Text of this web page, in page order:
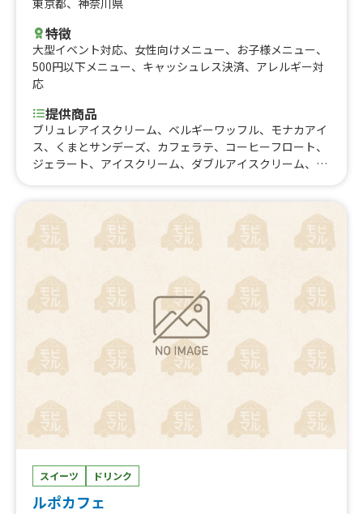
東京都、 神奈川県
特徴
大型イベント対応、 女性向けメニュー、 お子様メニュー、
500円以下メニュー、 キャッシュレス決済、 アレルギー対
応
提供商品
ブリュレアイスクリーム、ベルギーワッフル、モナカアイ
ス、くまとサンデーズ、カフェラテ、コーヒーフロート、
ジェラート、アイスクリーム、ダブルアイスクリーム、ト
ング4種、フルーティ&スパイシービーフカレー、ココナッ
ツミルクビーフカレー、濃厚クリームシチュー
スイーツ ドリンク
ルポカフェ